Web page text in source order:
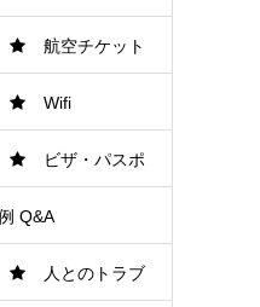
航空チケット
Wifi
ビザ・パスポ
ート
Q&A
人とのトラブ